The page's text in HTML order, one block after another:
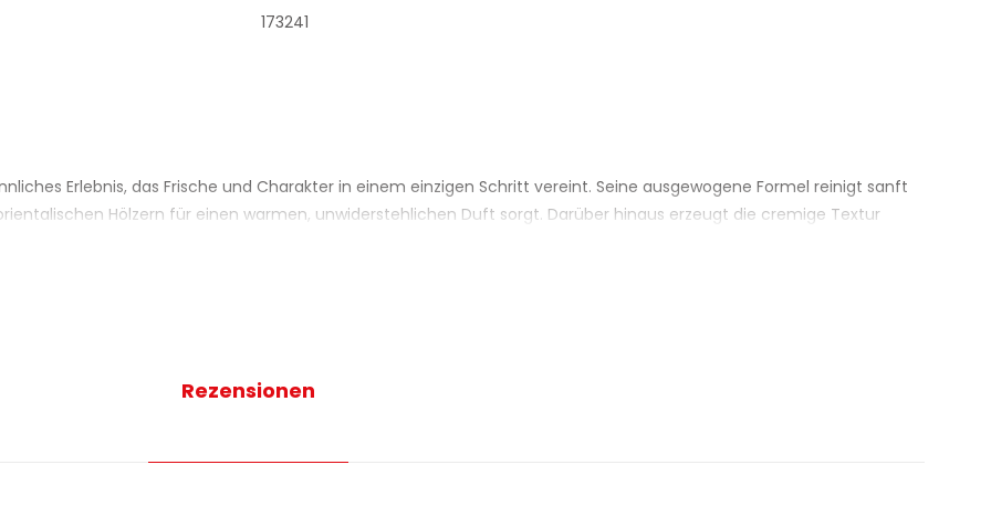
173241
Erlebnis, das Frische und Charakter in einem einzigen Schritt vereint. Seine ausgewogene Formel reinigt sanft
Hölzern für einen warmen, unwiderstehlichen Duft sorgt. Darüber hinaus erzeugt die cremige Textur
um die Sinne nach einem anstrengenden Tag zu regenerieren.
– HAUPTVORTEILE
Rezensionen